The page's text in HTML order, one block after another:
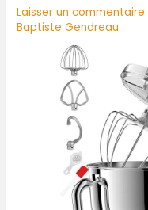
Laisser un commentaire
Baptiste Gendreau